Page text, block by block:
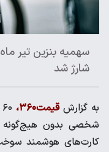
سهمیه بنزین تیر
شارژ شد
به گزارشقیمت۳۶۰،
شخصی بدون هیچ‌گونه